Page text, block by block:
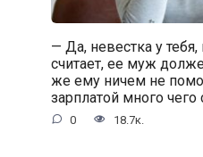
— Да, невестка у
считает, ее муж
же ему ничем не
зарплатой много
0 18.7к.